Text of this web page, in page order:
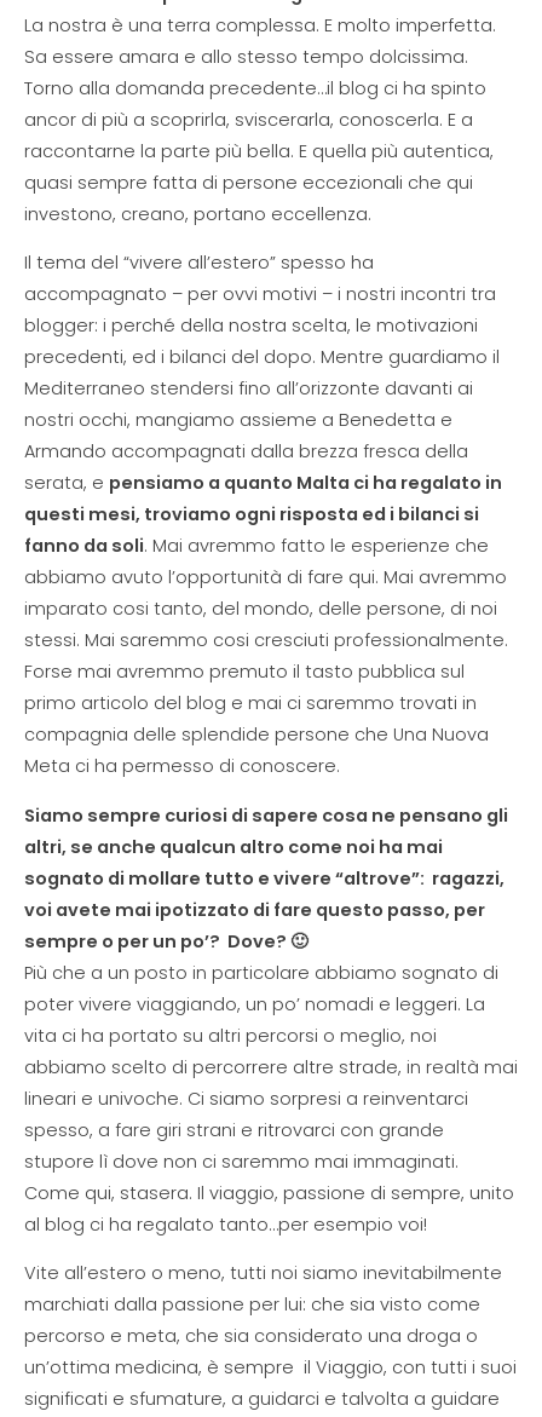
La nostra è una terra complessa. E molto imperfetta.
Sa essere amara e allo stesso tempo dolcissima.
Torno alla domanda precedente…il blog ci ha spinto
ancor di più a scoprirla, sviscerarla, conoscerla. E a
raccontarne la parte più bella. E quella più autentica,
quasi sempre fatta di persone eccezionali che qui
investono, creano, portano eccellenza.
Il tema del “vivere all’estero” spesso ha
accompagnato – per ovvi motivi – i nostri incontri tra
blogger: i perché della nostra scelta, le motivazioni
precedenti, ed i bilanci del dopo. Mentre guardiamo il
Mediterraneo stendersi fino all’orizzonte davanti ai
nostri occhi, mangiamo assieme a Benedetta e
Armando accompagnati dalla brezza fresca della
serata, e pensiamo a quanto Malta ci ha regalato in
questi mesi, troviamo ogni risposta ed i bilanci si
fanno da soli. Mai avremmo fatto le esperienze che
abbiamo avuto l’opportunità di fare qui. Mai avremmo
imparato cosi tanto, del mondo, delle persone, di noi
stessi. Mai saremmo cosi cresciuti professionalmente.
Forse mai avremmo premuto il tasto pubblica sul
primo articolo del blog e mai ci saremmo trovati in
compagnia delle splendide persone che Una Nuova
Meta ci ha permesso di conoscere.
Siamo sempre curiosi di sapere cosa ne pensano gli
altri, se anche qualcun altro come noi ha mai
sognato di mollare tutto e vivere “altrove”: ragazzi,
voi avete mai ipotizzato di fare questo passo, per
sempre o per un po’? Dove? 🙂
Più che a un posto in particolare abbiamo sognato di
poter vivere viaggiando, un po’ nomadi e leggeri. La
vita ci ha portato su altri percorsi o meglio, noi
abbiamo scelto di percorrere altre strade, in realtà mai
lineari e univoche. Ci siamo sorpresi a reinventarci
spesso, a fare giri strani e ritrovarci con grande
stupore lì dove non ci saremmo mai immaginati.
Come qui, stasera. Il viaggio, passione di sempre, unito
al blog ci ha regalato tanto…per esempio voi!
Vite all’estero o meno, tutti noi siamo inevitabilmente
marchiati dalla passione per lui: che sia visto come
percorso e meta, che sia considerato una droga o
un’ottima medicina, è sempre il Viaggio, con tutti i suoi
significati e sfumature, a guidarci e talvolta a guidare